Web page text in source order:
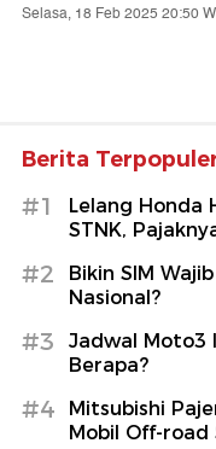
Selasa, 18 Feb 2025 20:50
Berita
#1
Lelang Honda
STNK,
#2
Bikin SIM
Nasional?
#3
Jadwal Moto3
Berapa?
#4
Mitsubishi
Mobil Off-road